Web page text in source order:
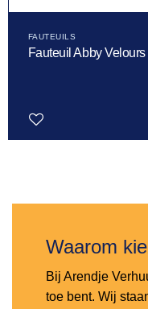
FAUTEUILS
Fauteuil Abby
Waarom
Bij Arendje
toe bent. Wij